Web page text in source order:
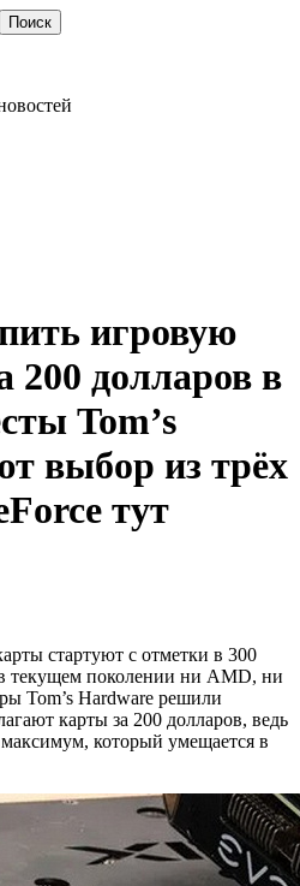
игровую
200 долларов в
Tom’s
выбор из трёх
тут
стартуют с отметки в 300
текущем поколении ни AMD, ни
Tom’s Hardware решили
карты за 200 долларов, ведь
который умещается в